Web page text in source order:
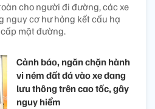
cho người đi đường, các xe
nguy cơ hư hỏng kết cấu hạ
mặt đường.
Cảnh báo, ngăn chặn hành
vi ném đất đá vào xe đang
lưu thông trên cao tốc, gây
nguy hiểm